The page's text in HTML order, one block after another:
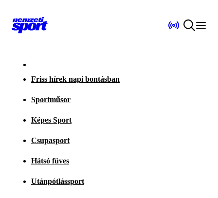
Friss hírek napi bontásban
Sportműsor
Képes Sport
Csupasport
Hátsó füves
Utánpótlássport